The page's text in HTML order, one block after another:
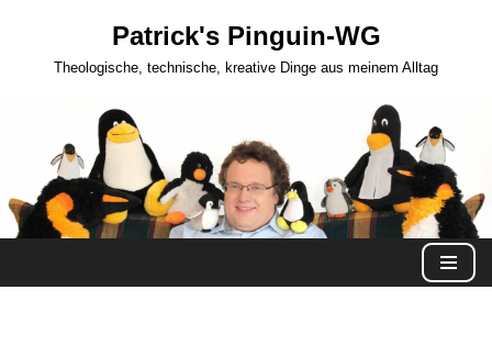
Patrick's Pinguin-WG
Theologische, technische, kreative Dinge aus meinem Alltag